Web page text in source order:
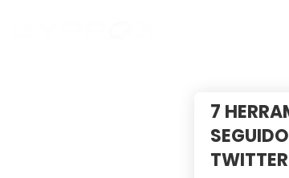
7
TWITTER